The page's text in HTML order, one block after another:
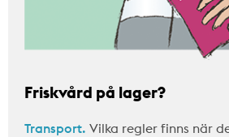
Friskvård på lager?
Transport. Vilka regler finns när